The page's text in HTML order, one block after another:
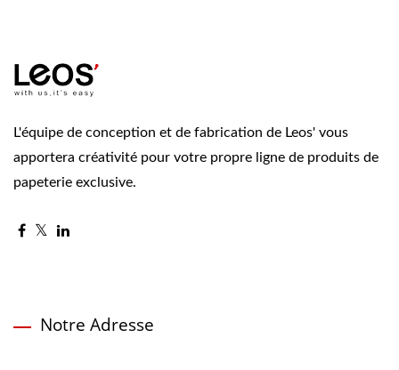
L'équipe de conception et de fabrication de Leos' vous
apportera créativité pour votre propre ligne de produits de
papeterie exclusive.
Notre Adresse